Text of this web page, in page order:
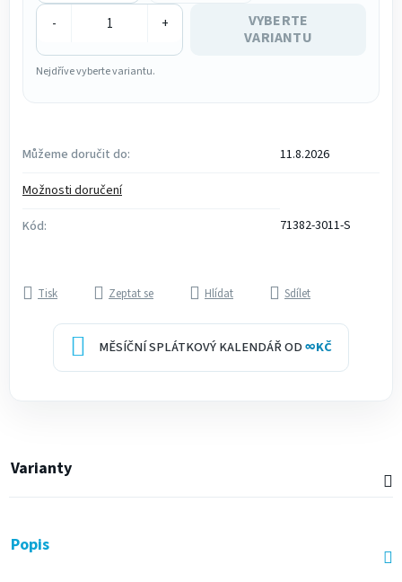
- +
VYBERTE
VARIANTU
Nejdříve vyberte variantu.
Můžeme doručit do:
11.8.2026
Možnosti doručení
Kód:
71382-3011-S
Tisk Zeptat se Hlídat Sdílet
MĚSÍČNÍ SPLÁTKOVÝ KALENDÁŘ OD∞KČ
Varianty
Popis